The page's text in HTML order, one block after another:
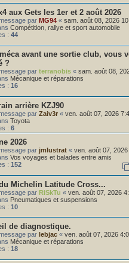
aux Gets les 1er et 2 août 2026
par MG94 « sam. août 08, 2026
Compétition, rallye et sport automobile
: 44
avant une sortie club, vous
?
par terranobis « sam. août 08,
Mécanique et réparations
: 16
arrière KZJ90
par Zaiv3r « ven. août 07, 2026
Toyota
: 6
2026
par jmlustrat « ven. août 07,
Vos voyages et balades entre amis
: 152
Michelin Latitude Cross...
par RiSkTu « ven. août 07, 2026
Pneumatiques et suspensions
: 10
de diagnostique.
par lebjac « ven. août 07, 2026
Mécanique et réparations
: 18